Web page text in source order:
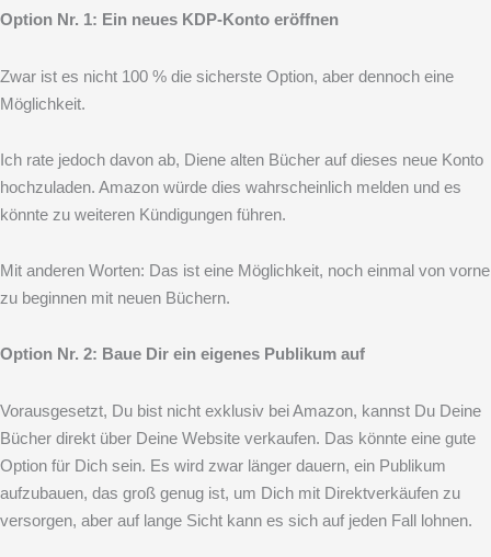
Option Nr. 1: Ein neues KDP-Konto eröffnen
Zwar ist es nicht 100 % die sicherste Option, aber dennoch eine
Möglichkeit.
Ich rate jedoch davon ab, Diene alten Bücher auf dieses neue Konto
hochzuladen. Amazon würde dies wahrscheinlich melden und es
könnte zu weiteren Kündigungen führen.
Mit anderen Worten: Das ist eine Möglichkeit, noch einmal von vorne
zu beginnen mit neuen Büchern.
Option Nr. 2: Baue Dir ein eigenes Publikum auf
Vorausgesetzt, Du bist nicht exklusiv bei Amazon, kannst Du Deine
Bücher direkt über Deine Website verkaufen. Das könnte eine gute
Option für Dich sein. Es wird zwar länger dauern, ein Publikum
aufzubauen, das groß genug ist, um Dich mit Direktverkäufen zu
versorgen, aber auf lange Sicht kann es sich auf jeden Fall lohnen.